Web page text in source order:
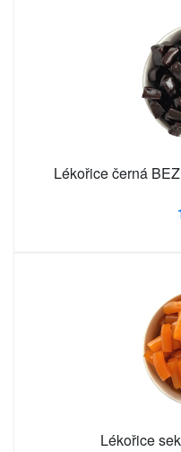
Lékořice černá
Lékořice